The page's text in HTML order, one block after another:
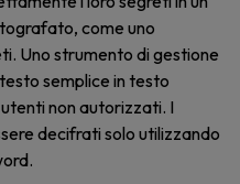
come uno
Uno strumento di gestione
semplice in testo
non autorizzati. I
decifrati solo utilizzando